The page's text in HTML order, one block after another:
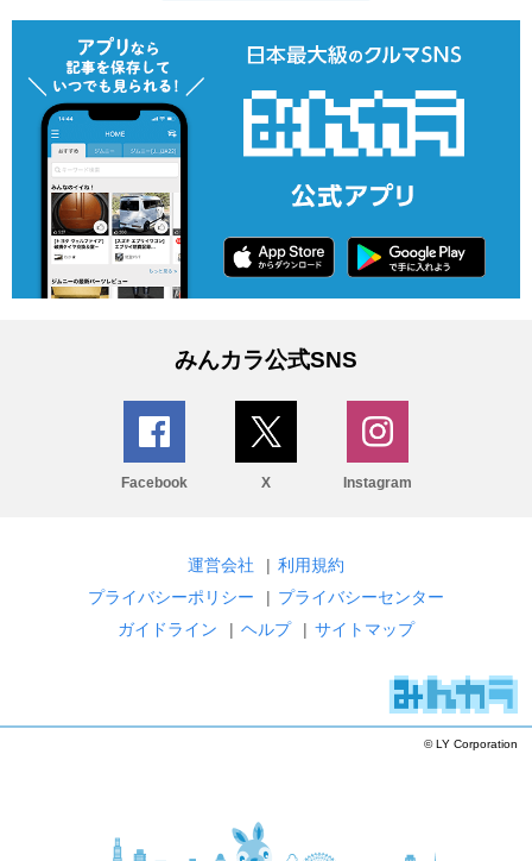
みんカラ公式SNS
Facebook X Instagram
運営会社 | 利用規約
プライバシーポリシー
| プライバシーセンター
ガイドライン
| ヘルプ | サイトマップ
© LY Corporation